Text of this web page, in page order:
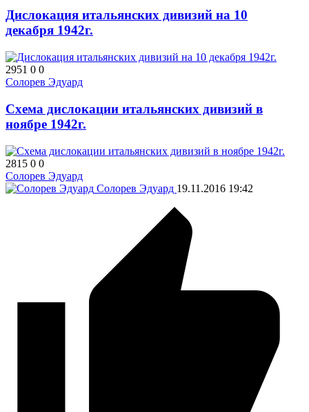
Дислокация итальянских дивизий на 10
декабря 1942г.
2951 0 0
Солорев Эдуард
Схема дислокации итальянских дивизий в
ноябре 1942г.
2815 0 0
Солорев Эдуард
Солорев Эдуард 19.11.2016 19:42